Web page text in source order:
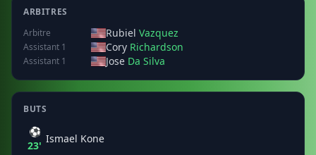
ARBITRES
Arbitre
Rubiel Vazquez
Assistant 1 Cory Richardson
Assistant 1 Jose Da Silva
BUTS
⚽
23'
Ismael Kone